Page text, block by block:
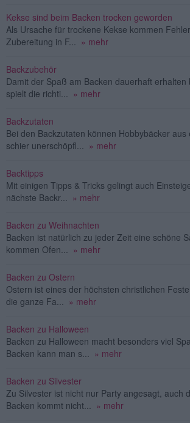
Kekse sind beim Backen trocken geworden
Als Ursache für trockene Kekse kommen
Zubereitung in F... » mehr
Backzubehör
Damit der Spaß am Backen dauerhaft erhalten
spielt die richti... » mehr
Backzutaten
Bei den Backzutaten können Hobbybäcker aus
schier unerschöpfl... » mehr
Backtipps
Mit einigen Tipps & Tricks gelingt auch
nächste Backr... » mehr
Backen zu Weihnachten
Backen ist natürlich zu jeder Zeit eine schöne
kommen Ofen... » mehr
Backen zu Ostern
Ostern ist eines der höchsten christlichen
die ganze Fa... » mehr
Backen zu Halloween
Backen zu Halloween macht besonders viel
Backen kann man s... » mehr
Backen zu Silvester
Zu Silvester ist nicht nur Party angesagt, auch
Backen kommt nicht... » mehr